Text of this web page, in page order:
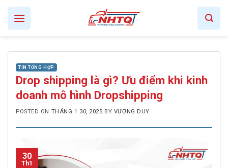
Skip
content
TIN TỔNG HỢP
Drop shipping là gì? Ưu điểm khi kinh
doanh mô hình Dropshipping
POSTED ON THÁNG 1 30, 2025 BY VƯƠNG DUY
30
Th1